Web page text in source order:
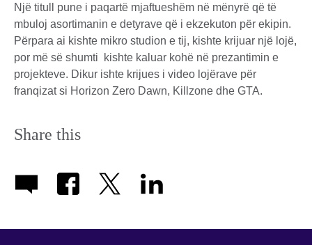
Një titull pune i paqartë mjaftueshëm në mënyrë që të
mbuloj asortimanin e detyrave që i ekzekuton për ekipin.
Përpara ai kishte mikro studion e tij, kishte krijuar një lojë,
por më së shumti kishte kaluar kohë në prezantimin e
projekteve. Dikur ishte krijues i video lojërave për
franqizat si Horizon Zero Dawn, Killzone dhe GTA.
Share this